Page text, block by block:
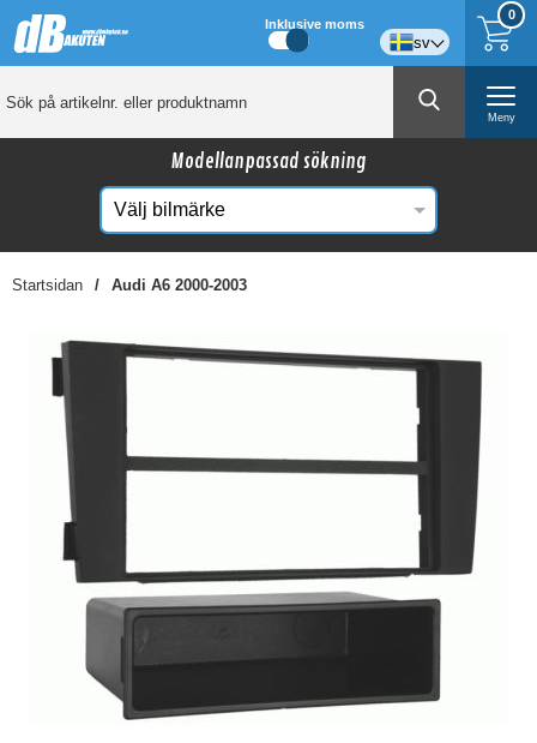
0
Inklusive moms
sv
Meny
Modellanpassad sökning
Startsidan Audi A6 2000-2003
Kanske någon av dessa produkter kan intressera